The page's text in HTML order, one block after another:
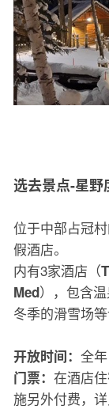
选去景点-星野
位于中部占冠
假酒店。
内有3家酒店（
Med），包含
冬季的滑雪场
开放时间： 全
门票： 在酒店
施另外付费，